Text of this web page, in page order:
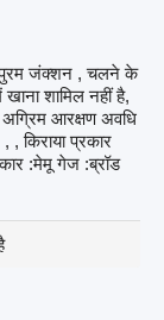
जंक्शन , चलने के
शामिल नहीं है,
आरक्षण अवधि
, , किराया प्रकार
:मेमू गेज :ब्रॉड